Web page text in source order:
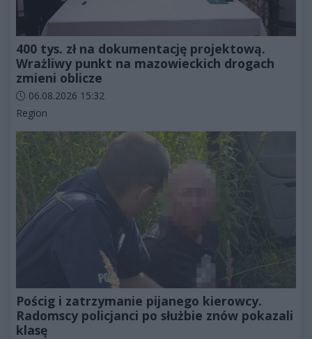
400 tys. zł na dokumentację projektową.
Wrażliwy punkt na mazowieckich drogach
zmieni oblicze
Data dodania artykułu:
06.08.2026 15:32
Kategorie artykułu:
Region
Pościg i zatrzymanie pijanego kierowcy.
Radomscy policjanci po służbie znów pokazali
klasę